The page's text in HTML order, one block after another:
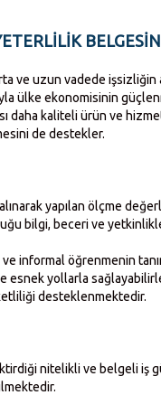
ve uzun vadede işsizliğin
ülke ekonomisinin
daha kaliteli ürün ve
de destekler.
yapılan ölçme
bilgi, beceri ve
informal öğrenmenin
esnek yollarla
desteklenmektedir.
nitelikli ve belgeli iş